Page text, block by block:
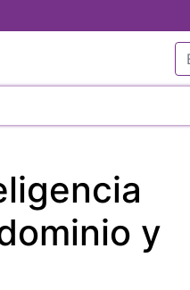
y